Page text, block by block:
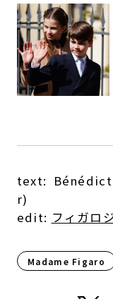
text:
r)
edit: フィガロ
Madame Figaro